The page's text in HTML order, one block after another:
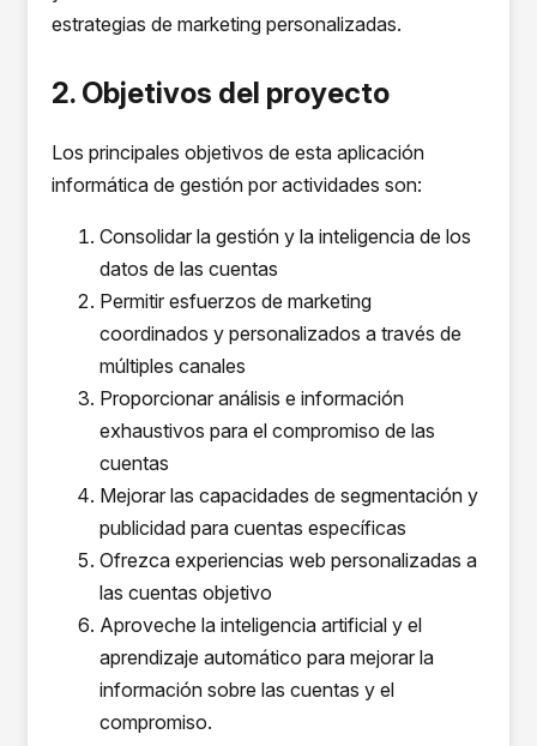
estrategias de marketing personalizadas.
2. Objetivos del proyecto
Los principales objetivos de esta aplicación
informática de gestión por actividades son:
Consolidar la gestión y la inteligencia de los
datos de las cuentas
Permitir esfuerzos de marketing
coordinados y personalizados a través de
múltiples canales
Proporcionar análisis e información
exhaustivos para el compromiso de las
cuentas
Mejorar las capacidades de segmentación y
publicidad para cuentas específicas
Ofrezca experiencias web personalizadas a
las cuentas objetivo
Aproveche la inteligencia artificial y el
aprendizaje automático para mejorar la
información sobre las cuentas y el
compromiso.